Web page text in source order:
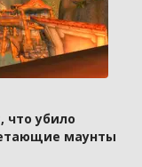
что убило
маунты